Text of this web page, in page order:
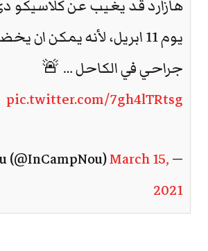
هازارد قد يغيب عن كلاسيكو
يوم 11 ابريل، لأنه يمكن
جراحي في الكاحل … 🚨
pic.twitter.com/7gh4lTRtsg
— InCampNou (@InCampNou)
March 15,
2021